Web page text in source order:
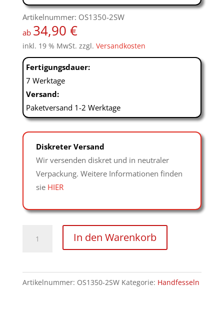
Artikelnummer: OS1350-2SW
ab 34,90 €
inkl. 19 % MwSt. zzgl. Versandkosten
Fertigungsdauer:
7 Werktage
Versand:
Paketversand 1-2 Werktage
Diskreter Versand
Wir versenden diskret und in neutraler
Verpackung. Weitere Informationen finden
sie HIER
breite
Handfesseln
schwarz/weiß
In den Warenkorb
Artikelnummer: OS1350-2SW Kategorie: Handfesseln